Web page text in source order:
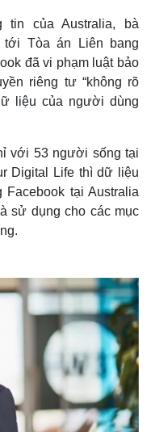
i
n
T
i
m
tin của Australia, bà
Tòa án Liên bang
đã vi phạm luật bảo
riêng tư “không rõ
liệu của người dùng
với 53 người sống tại
Digital Life thì dữ liệu
tại Australia
sử dụng cho các mục